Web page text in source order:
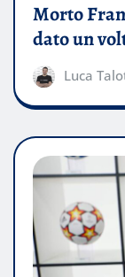
Morto
dato un
Luca